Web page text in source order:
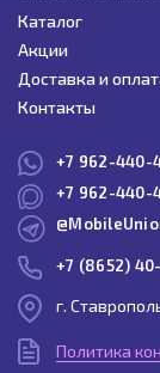
Каталог
Акции
Доставка и
Контакты
+7 962-440-
+7 962-440-
+7 (8652)
г.
Политика